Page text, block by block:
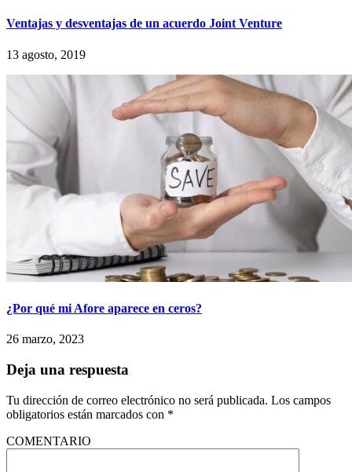
Ventajas y desventajas de un acuerdo Joint Venture
13 agosto, 2019
¿Por qué mi Afore aparece en ceros?
26 marzo, 2023
Deja una respuesta
Tu dirección de correo electrónico no será publicada. Los campos
obligatorios están marcados con *
COMENTARIO